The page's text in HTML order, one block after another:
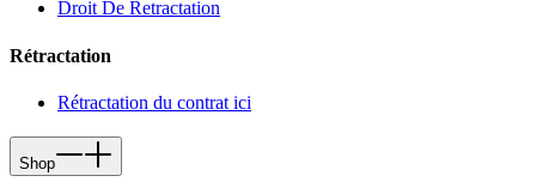
Droit De Retractation
Rétractation
Rétractation du contrat ici
Shop